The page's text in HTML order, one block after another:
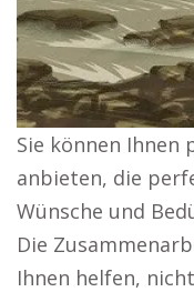
Sie können Ihnen
anbieten, die
Wünsche und
Die
Ihnen helfen,